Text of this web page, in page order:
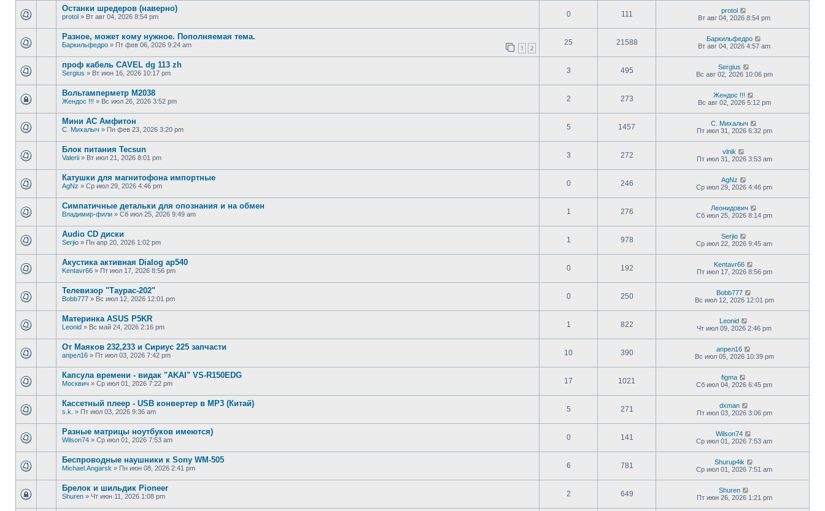
Останки шредеров (наверно)
protol » Вт авг 04, 2026 8:54 pm 0 111
protol
Вт авг 04, 2026 8:54 pm
Разное, может кому нужное. Пополняемая тема.
Баркильфедро » Пт фев 06, 2026 9:24 am 1 2
25 21588
Баркильфедро
Вт авг 04, 2026 4:57 am
проф кaбель CАVЕL dg 113 zh
Sergius » Вт июн 16, 2026 10:17 pm 3 495
Sergius
Вс авг 02, 2026 10:06 pm
Вольтамперметр М2038
Жендос !!! » Вс июл 26, 2026 3:52 pm 2 273
Жендос !!!
Вс авг 02, 2026 5:12 pm
Мини АС Амфитон
С. Михалыч » Пн фев 23, 2026 3:20 pm 5 1457
С. Михалыч
Пт июл 31, 2026 6:32 pm
Блок питания Tecsun
Valerii » Вт июл 21, 2026 8:01 pm 3 272
vlnik
Пт июл 31, 2026 3:53 am
Катушки для магнитофона импортные
AgNz » Ср июл 29, 2026 4:46 pm 0 246
AgNz
Ср июл 29, 2026 4:46 pm
Симпатичные детальки для опознания и на обмен
Владимир-фили » Сб июл 25, 2026 9:49 am 1 276
Леонидович
Сб июл 25, 2026 8:14 pm
Audio CD диски
Serjio » Пн апр 20, 2026 1:02 pm 1 978
Serjio
Ср июл 22, 2026 9:45 am
Акустика активная Dialog ap540
Kentavr66 » Пт июл 17, 2026 8:56 pm 0 192
Kentavr66
Пт июл 17, 2026 8:56 pm
Телевизор "Таурас-202"
Bobb777 » Вс июл 12, 2026 12:01 pm 0 250
Bobb777
Вс июл 12, 2026 12:01 pm
Материнка ASUS P5KR
Leonid » Вс май 24, 2026 2:16 pm 1 822
Leonid
Чт июл 09, 2026 2:46 pm
От Маяков 232,233 и Сириус 225 запчасти
апрел16 » Пт июл 03, 2026 7:42 pm 10 390
апрел16
Вс июл 05, 2026 10:39 pm
Капсула времени - видак "AKAI" VS-R150EDG
Москвич » Ср июл 01, 2026 7:22 pm 17 1021
figma
Сб июл 04, 2026 6:45 pm
Кассетный плеер - USB конвертер в MP3 (Китай)
s.k. » Пт июл 03, 2026 9:36 am 5 271
dxman
Пт июл 03, 2026 3:06 pm
Разные матрицы ноутбуков имеются)
Wilson74 » Ср июл 01, 2026 7:53 am 0 141
Wilson74
Ср июл 01, 2026 7:53 am
Беспроводные наушники к Sony WM-505
Michael.Angarsk » Пн июн 08, 2026 2:41 pm 6 781
Shurup4ik
Ср июл 01, 2026 7:51 am
Брелок и шильдик Pioneer
Shuren » Чт июн 11, 2026 1:08 pm 2 649
Shuren
Пт июн 26, 2026 1:21 pm